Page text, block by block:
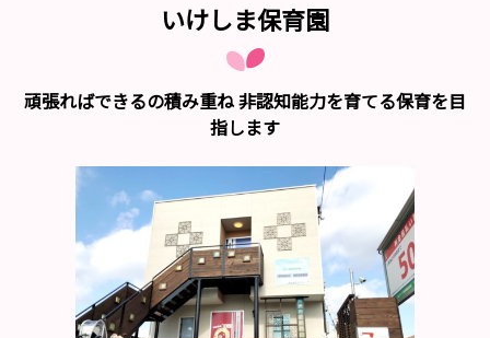
いけしま保育園
頑張ればできるの積み重ね 非認知能力を育てる保育を目
指します